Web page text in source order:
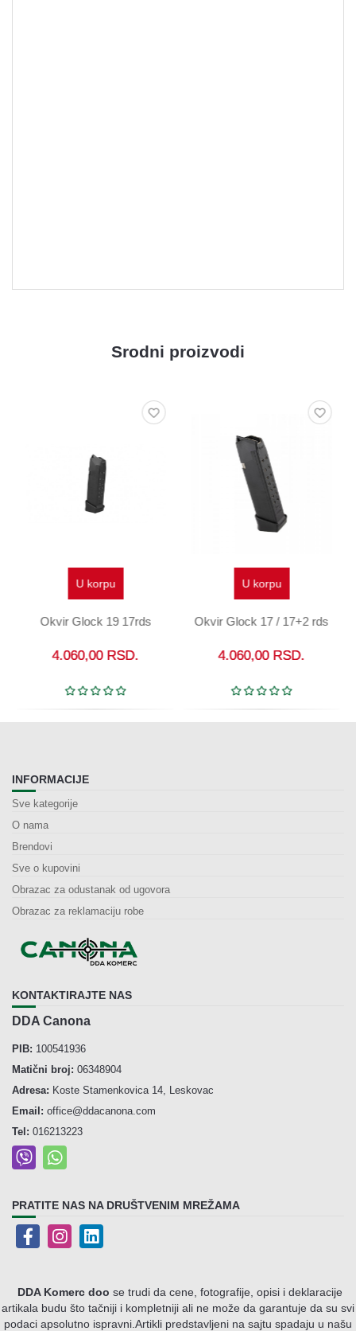
Srodni proizvodi
U korpu
Okvir Glock 19 17rds
4.060,00 RSD.
U korpu
Okvir Glock 17 / 17+2 rds
4.060,00 RSD.
INFORMACIJE
Sve kategorije
O nama
Brendovi
Sve o kupovini
Obrazac za odustanak od ugovora
Obrazac za reklamaciju robe
KONTAKTIRAJTE NAS
DDA Canona
PIB: 100541936
Matični broj: 06348904
Adresa: Koste Stamenkovica 14, Leskovac
Email: office@ddacanona.com
Tel: 016213223
PRATITE NAS NA DRUŠTVENIM MREŽAMA
DDA Komerc doo se trudi da cene, fotografije, opisi i deklaracije
artikala budu što tačniji i kompletniji ali ne može da garantuje da su svi
podaci apsolutno ispravni. Artikli predstavljeni na sajtu spadaju u našu